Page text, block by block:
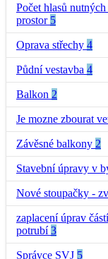
Počet hlasů
prostor 5
Oprava střechy 4
Půdní vestavba 4
Balkon 2
Je mozne zbourat
Závěsné balkony 2
Stavební úpravy v
Nové stoupačky -
zaplacení úprav
potrubí3
Správce SVJ 5